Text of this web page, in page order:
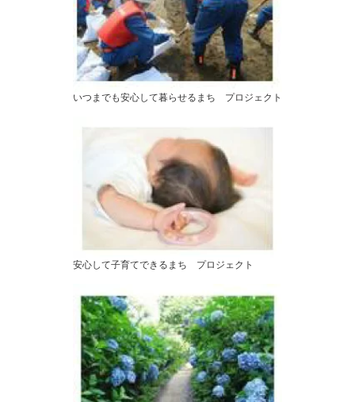
いつまでも安心して暮らせるまち プロジェクト
安心して子育てできるまち プロジェクト